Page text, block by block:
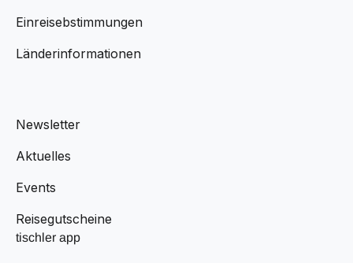
Einreisebstimmungen
Länderinformationen
Newsletter
Aktuelles
Events
Reisegutscheine
tischler app